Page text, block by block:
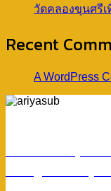
วัดคลองขุนศรี
Recent
A WordPress